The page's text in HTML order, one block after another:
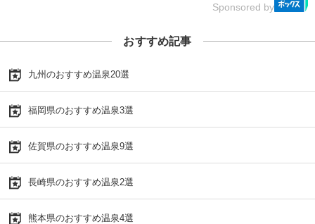
Sponsored by
おすすめ記事
九州のおすすめ温泉20選
福岡県のおすすめ温泉3選
佐賀県のおすすめ温泉9選
長崎県のおすすめ温泉2選
熊本県のおすすめ温泉4選